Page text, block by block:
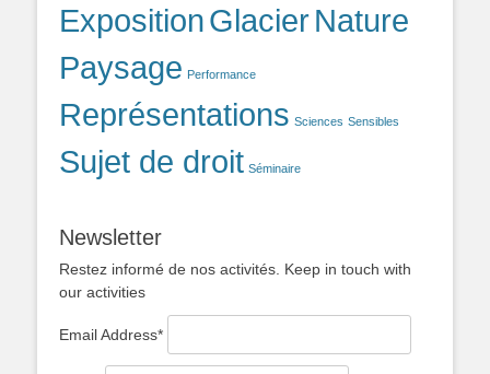
ExpositionGlacierNature
Paysage Performance
Représentations Sciences Sensibles
Sujet de droit Séminaire
Newsletter
Restez informé de nos activités. Keep in touch with
our activities
Email Address*